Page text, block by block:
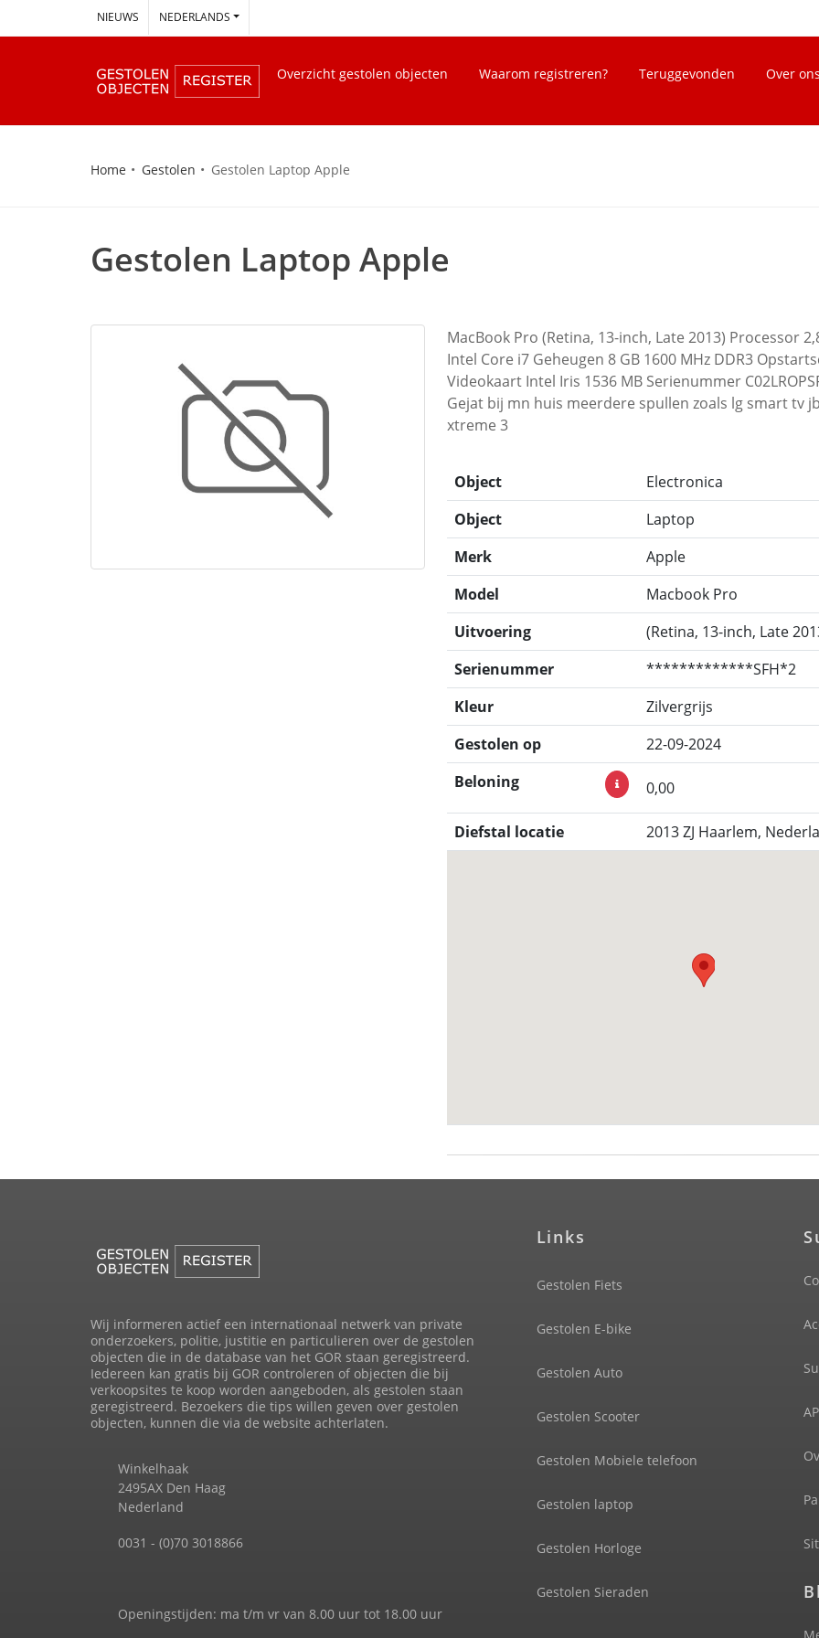
NIEUWS NEDERLANDS
Overzicht gestolen objecten Waarom registreren? Teruggevonden Over
Home Gestolen Gestolen Laptop Apple
Gestolen Laptop Apple
MacBook Pro (Retina, 13-inch, Late 2013) Processor
Intel Core i7 Geheugen 8 GB 1600 MHz DDR3
Videokaart Intel Iris 1536 MB Serienummer
Gejat bij mn huis meerdere spullen zoals lg smart tv
xtreme 3
Object
Electronica
Object
Laptop
Merk
Apple
Model
Macbook Pro
Uitvoering
(Retina, 13-inch, Late
Serienummer
*************SFH*2
Kleur
Zilvergrijs
Gestolen op
22-09-2024
Beloning
0,00
Diefstal locatie 2013 ZJ Haarlem,
Wij informeren actief een internationaal netwerk van private
onderzoekers, politie, justitie en particulieren over de gestolen
objecten die in de database van het GOR staan geregistreerd.
Iedereen kan gratis bij GOR controleren of objecten die bij
verkoopsites te koop worden aangeboden, als gestolen staan
geregistreerd. Bezoekers die tips willen geven over gestolen
objecten, kunnen die via de website achterlaten.
Winkelhaak
2495AX Den Haag
Nederland
0031 - (0)70 3018866
Openingstijden: ma t/m vr van 8.00 uur tot 18.00 uur
Links
Gestolen Fiets
Gestolen E-bike
Gestolen Auto
Gestolen Scooter
Gestolen Mobiele telefoon
Gestolen laptop
Gestolen Horloge
Gestolen Sieraden